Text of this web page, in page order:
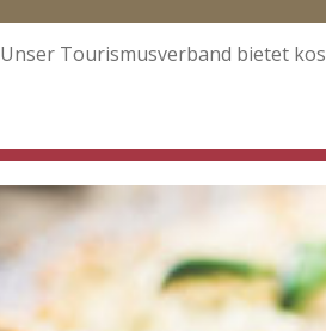
Unser Tourismusverband bietet